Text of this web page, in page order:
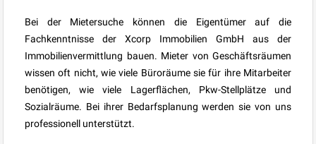
Bei der Mietersuche können die Eigentümer auf die
Fachkenntnisse der Xcorp Immobilien GmbH aus der
Immobilienvermittlung bauen. Mieter von Geschäftsräumen
wissen oft nicht, wie viele Büroräume sie für ihre Mitarbeiter
benötigen, wie viele Lagerflächen, Pkw-Stellplätze und
Sozialräume. Bei ihrer Bedarfsplanung werden sie von uns
professionell unterstützt.